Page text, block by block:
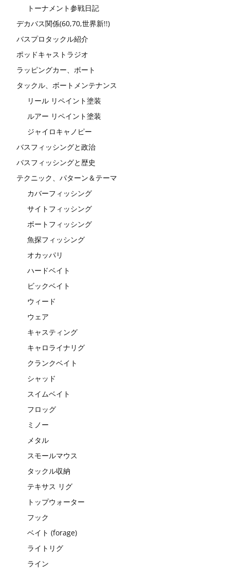
トーナメント参戦日記
デカバス関係(60,70,世界新!!)
バスプロタックル紹介
ポッドキャストラジオ
ラッピングカー、ボート
タックル、ボートメンテナンス
リール リペイント塗装
ルアー リペイント塗装
ジャイロキャノピー
バスフィッシングと政治
バスフィッシングと歴史
テクニック、パターン＆テーマ
カバーフィッシング
サイトフィッシング
ボートフィッシング
魚探フィッシング
オカッパリ
ハードベイト
ビックベイト
ウィード
ウェア
キャスティング
キャロライナリグ
クランクベイト
シャッド
スイムベイト
フロッグ
ミノー
メタル
スモールマウス
タックル収納
テキサス リグ
トップウォーター
フック
ベイト (forage)
ライトリグ
ライン